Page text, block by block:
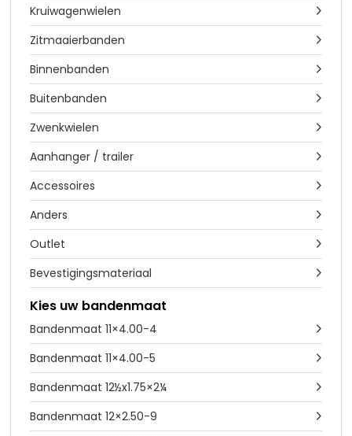
Kruiwagenwielen 
Zitmaaierbanden 
Binnenbanden 
Buitenbanden 
Zwenkwielen 
Aanhanger / trailer 
Accessoires 
Anders 
Outlet 
Bevestigingsmateriaal 
Kies uw bandenmaat
Bandenmaat 11×4.00-4 
Bandenmaat 11×4.00-5 
Bandenmaat 12½x1.75×2¼ 
Bandenmaat 12×2.50-9 